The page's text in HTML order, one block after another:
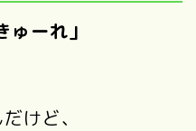
ーれ」
けど、